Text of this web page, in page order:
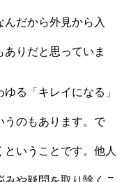
だから外見から入
りだと思っていま
る「キレイになる」
うのもあります。で
いうことです。他人